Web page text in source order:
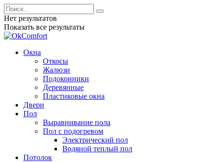
Нет результатов
Показать все результаты
Окна
Откосы
Жалюзи
Подоконники
Деревянные
Пластиковые окна
Двери
Пол
Выравнивание пола
Пол с подогревом
Электрический пол
Водяной теплый пол
Потолок